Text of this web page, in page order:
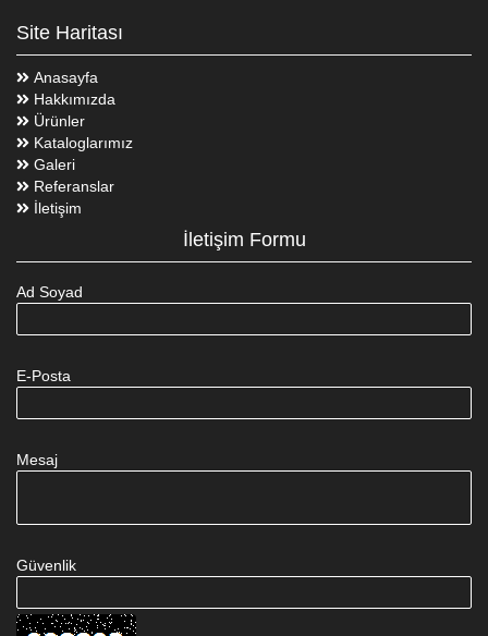
Site Haritası
Anasayfa
Hakkımızda
Ürünler
Kataloglarımız
Galeri
Referanslar
İletişim
İletişim Formu
Ad Soyad
E-Posta
Mesaj
Güvenlik